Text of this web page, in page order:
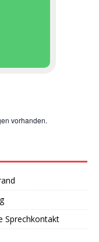
vorhanden.
Sprechkontakt